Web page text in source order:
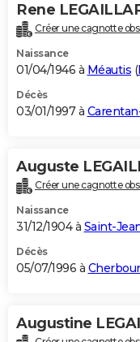
Rene
Créer une cagnotte
Naissance
01/04/1946 à Méautis (
Décès
03/01/1997 à
Auguste
Créer une cagnotte
Naissance
31/12/1904 à Saint-
Décès
05/07/1996 à
Augustine